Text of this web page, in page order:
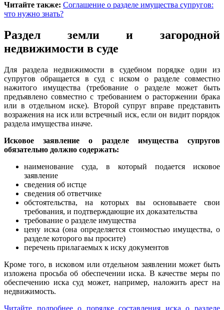
Читайте также: Соглашение о разделе имущества супругов:
что нужно знать?
Раздел земли и загородной
недвижимости в суде
Для раздела недвижимости в судебном порядке один из
супругов обращается в суд с иском о разделе совместно
нажитого имущества (требование о разделе может быть
предъявлено совместно с требованием о расторжении брака
или в отдельном иске). Второй супруг вправе представить
возражения на иск или встречный иск, если он видит порядок
раздела имущества иначе.
Исковое заявление о разделе имущества супругов
обязательно должно содержать:
наименование суда, в который подается исковое
заявление
сведения об истце
сведения об ответчике
обстоятельства, на которых вы основываете свои
требования, и подтверждающие их доказательства
требование о разделе имущества
цену иска (она определяется стоимостью имущества, о
разделе которого вы просите)
перечень прилагаемых к иску документов
Кроме того, в исковом или отдельном заявлении может быть
изложена просьба об обеспечении иска. В качестве меры по
обеспечению иска суд может, например, наложить арест на
недвижимость.